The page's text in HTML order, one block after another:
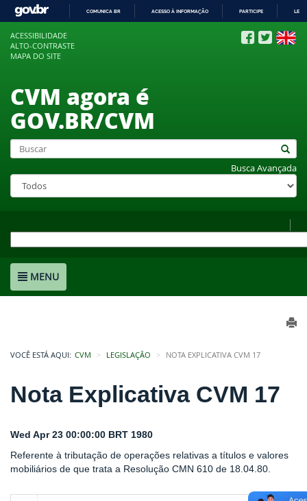
COMUNICA BR ACESSO À INFORMAÇÃO PARTICIPE
ACESSIBILIDADE
ALTO-CONTRASTE
MAPA DO SITE
CVM agora é
GOV.BR/CVM
Busca Avançada
MENU
VOCÊ ESTÁ AQUI: CVM LEGISLAÇÃO NOTA EXPLICATIVA CVM 17
Nota Explicativa CVM 17
Wed Apr 23 00:00:00 BRT 1980
Referente à tributação de operações relativas a títulos e valores
mobiliários de que trata a Resolução CMN 610 de 18.04.80.